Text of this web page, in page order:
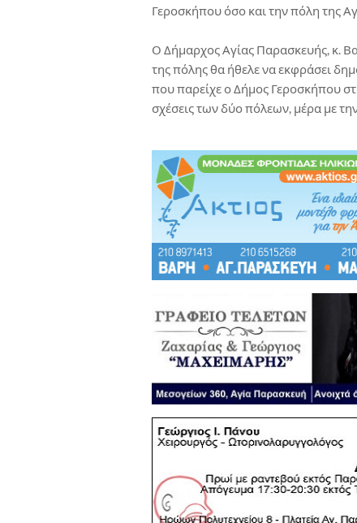
Γεροσκήπου όσο και την πόλη της
Ο Δήμαρχος Αγίας Παρασκευής, κ.
της πόλης θα ήθελε να εκφράσει
που παρείχε ο Δήμος Γεροσκήπου
σχέσεις των δύο πόλεων, μέρα με